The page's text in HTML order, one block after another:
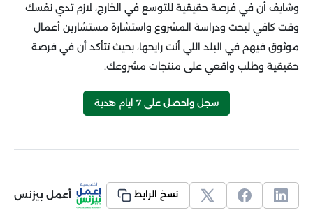
وشايف أن في فرصة حقيقية للتوسع في الخارج، لازم تدي نفسك
وقت كافي لبحث ودراسة المشروع واستشارة مستشارين أعمال
موثوق فيهم في البلد اللي أنت رايحها، بحيث تتأكد أن في فرصة
حقيقية وطلب واقعي على منتجات مشروعك.
سجل واحصل على 7 ايام هدية
نسخ الرابط أعمل بيزنس